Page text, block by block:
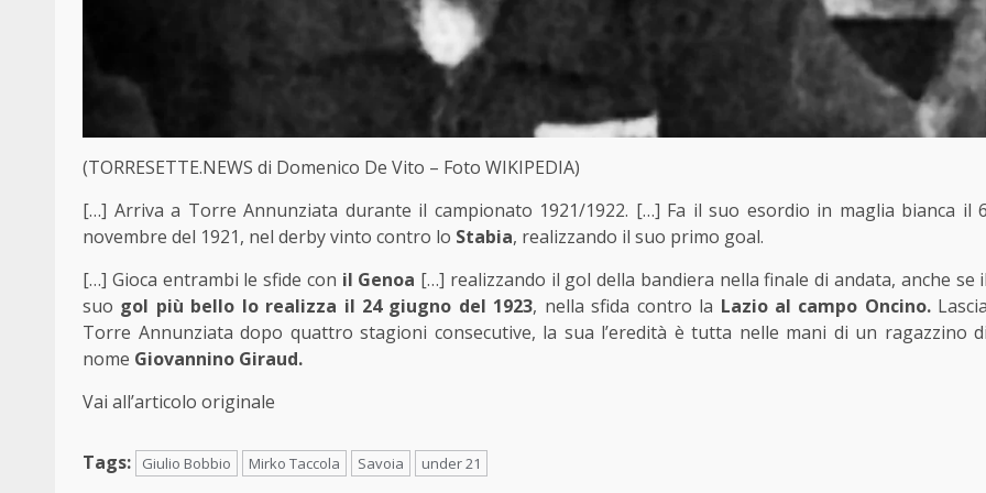
(TORRESETTE.NEWS di Domenico De Vito – Foto WIKIPEDIA)
[…] Arriva a Torre Annunziata durante il campionato 1921/1922. […] Fa il suo esordio in maglia bianca il 6
novembre del 1921, nel derby vinto contro lo Stabia, realizzando il suo primo goal.
[…] Gioca entrambi le sfide con il Genoa […] realizzando il gol della bandiera nella finale di andata, anche se il
suo gol più bello lo realizza il 24 giugno del 1923, nella sfida contro la Lazio al campo Oncino. Lascia
Torre Annunziata dopo quattro stagioni consecutive, la sua l’eredità è tutta nelle mani di un ragazzino di
nome Giovannino Giraud.
Vai all’articolo originale
Tags: Giulio Bobbio Mirko Taccola Savoia under 21